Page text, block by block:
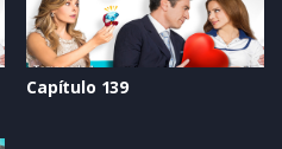
Capítulo 139